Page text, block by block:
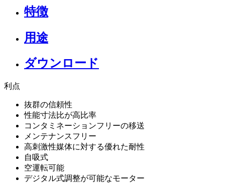
特徴
用途
ダウンロード
利点
抜群の信頼性
性能寸法比が高比率
コンタミネーションフリーの移送
メンテナンスフリー
高刺激性媒体に対する優れた耐性
自吸式
空運転可能
デジタル式調整が可能なモーター